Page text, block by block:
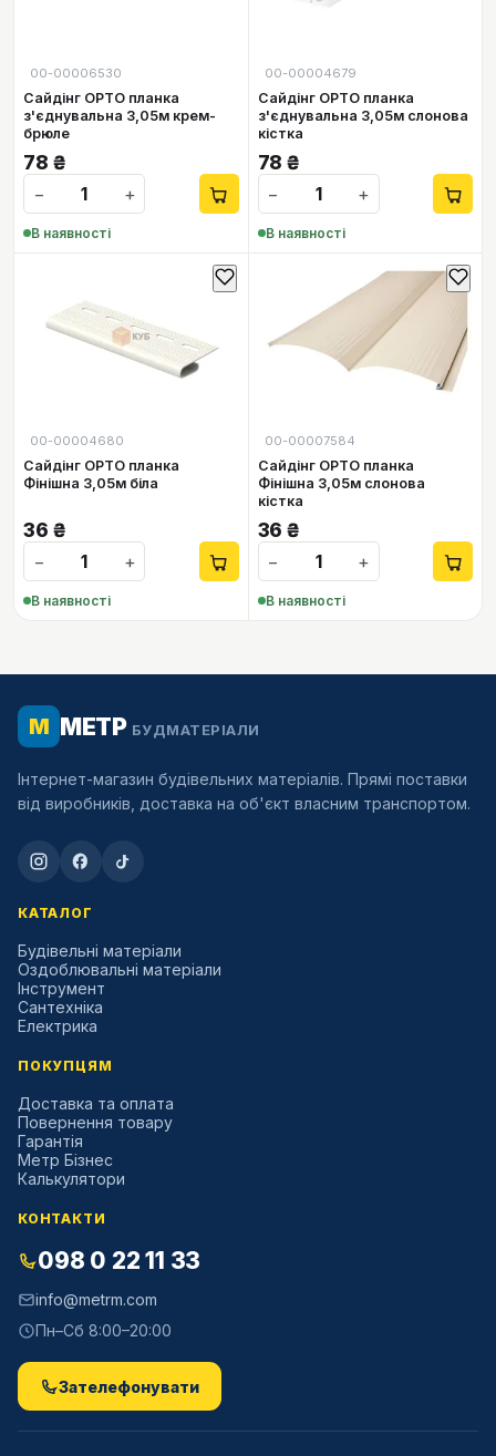
00-00006530
Сайдінг ОРТО планка
з'єднувальна 3,05м крем-
брюле
78 ₴
−
+
В наявності
00-00004679
Сайдінг ОРТО планка
з'єднувальна 3,05м слонова
кістка
78 ₴
−
+
В наявності
00-00004680
Сайдінг ОРТО планка
Фінішна 3,05м біла
36 ₴
−
+
В наявності
00-00007584
Сайдінг ОРТО планка
Фінішна 3,05м слонова
кістка
36 ₴
−
+
В наявності
М МЕТР БУДМАТЕРІАЛИ
Інтернет-магазин будівельних матеріалів. Прямі поставки
від виробників, доставка на об'єкт власним транспортом.
КАТАЛОГ
Будівельні матеріали
Оздоблювальні матеріали
Інструмент
Сантехніка
Електрика
ПОКУПЦЯМ
Доставка та оплата
Повернення товару
Гарантія
Метр Бізнес
Калькулятори
КОНТАКТИ
098 0 22 11 33
info@metrm.com
Пн–Сб 8:00–20:00
Зателефонувати